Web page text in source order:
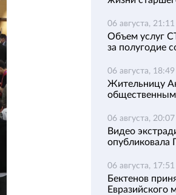
06 августа, 21:11
Объем услуг
за полугодие
06 августа, 18:49
Жительницу
общественным
06 августа, 20:07
Видео
опубликовала
06 августа, 17:51
Бектенов
Евразийского